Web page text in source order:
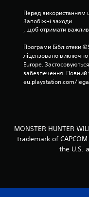
Перед використанням
Запобіжні заходи
, щоб отримати
Програми Бібліотеки
ліцензовано
Europe.
забезпечення. Повний
eu.playstation.com/
MONSTER HUNTER
trademark of
the U.S.